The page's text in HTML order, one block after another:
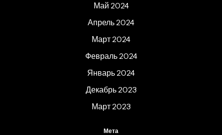
Май 2024
Апрель 2024
Март 2024
Февраль 2024
Январь 2024
Декабрь 2023
Март 2023
Мета